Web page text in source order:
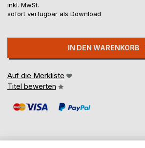
inkl. MwSt.
sofort verfügbar als Download
IN DEN WARENKORB
Auf die Merkliste
Titel bewerten